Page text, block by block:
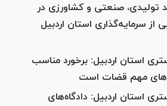
۱۷ واحد تولیدی، صنعتی و کشاورزی در
سرمایه‌گذاری استان اردبیل
استان اردبیل: برخورد مناسب
مهم قضات است
استان اردبیل: دادگاه‌های